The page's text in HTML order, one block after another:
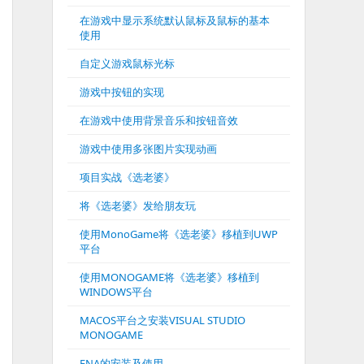
在游戏中显示系统默认鼠标及鼠标的基本
使用
自定义游戏鼠标光标
游戏中按钮的实现
在游戏中使用背景音乐和按钮音效
游戏中使用多张图片实现动画
项目实战《选老婆》
将《选老婆》发给朋友玩
使用MonoGame将《选老婆》移植到UWP
平台
使用MONOGAME将《选老婆》移植到
WINDOWS平台
MACOS平台之安装VISUAL STUDIO
MONOGAME